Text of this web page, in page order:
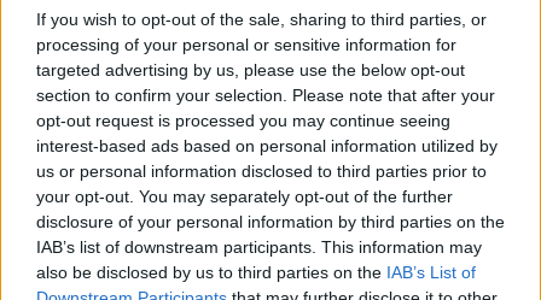
If you wish to opt-out of the sale, sharing to third parties, or
processing of your personal or sensitive information for
targeted advertising by us, please use the below opt-out
section to confirm your selection. Please note that after your
opt-out request is processed you may continue seeing
interest-based ads based on personal information utilized by
us or personal information disclosed to third parties prior to
your opt-out. You may separately opt-out of the further
disclosure of your personal information by third parties on the
IAB’s list of downstream participants. This information may
also be disclosed by us to third parties on the IAB’s List of
gyakran nem veszik vissza állampolgáraikat.
Magyarország egyelőre nem támogatja a
migrációs paktum végrehajtását, ugyanakkor a
return hubok koncepciója illeszkedik a magyar
állásponthoz, amely szerint a migrációs
kihívásokat az EU-n kívül kell kezelni.
Az Európai Unió a következő, 2028 és 2034 közötti
költségvetési ciklusban uniós forrásból is támogathatná az
EU-n kívüli migrációs visszatérési központokat – írja a